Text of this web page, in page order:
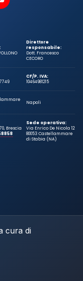
Direttore
responsabile:
Dott. Francesco
CECORO
CF/P. IVA:
10464981215
Napoli
Brescia
Sede operativa:
Via Enrico De Nicola 12
80053 Castellammare
di Stabia (NA)
cura di